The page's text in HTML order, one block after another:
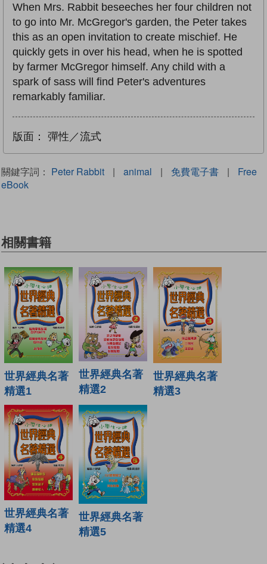
When Mrs. Rabbit beseeches her four children not
to go into Mr. McGregor's garden, the Peter takes
this as an open invitation to create mischief. He
quickly gets in over his head, when he is spotted
by farmer McGregor himself. Any child with a
spark of sass will find Peter's adventures
remarkably familiar.
版面： 彈性／流式
關鍵字詞： Peter Rabbit | animal | 免費電子書 |
Free
eBook
相關書籍
世界經典名著
精選1
世界經典名著
精選2
世界經典名著
精選3
世界經典名著
精選4
世界經典名著
精選5